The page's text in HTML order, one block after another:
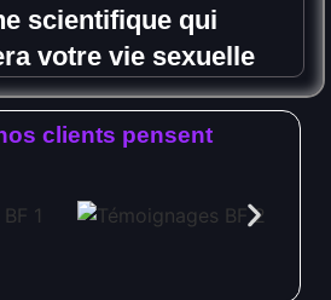
scientifique qui
votre vie sexuelle
clients pensent